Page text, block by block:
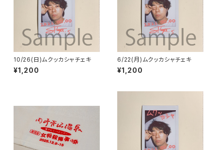
10/26(日)ムクッカシャチェキ
¥1,200
6/22(月)ムクッカシャチェキ
¥1,200